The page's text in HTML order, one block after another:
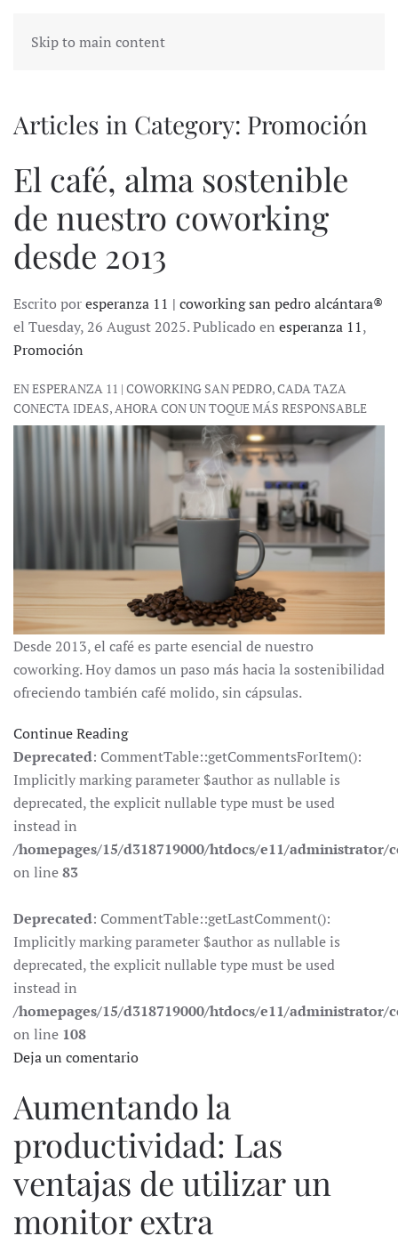
Skip to main content
Articles in Category: Promoción
El café, alma sostenible
de nuestro coworking
desde 2013
Escrito poresperanza 11 | coworking san pedro alcántara®
el Tuesday, 26 August 2025. Publicado en esperanza 11,
Promoción
EN ESPERANZA 11 | COWORKING SAN PEDRO, CADA TAZA
CONECTA IDEAS, AHORA CON UN TOQUE MÁS RESPONSABLE
Desde 2013, el café es parte esencial de nuestro
coworking. Hoy damos un paso más hacia la sostenibilidad
ofreciendo también café molido, sin cápsulas.
Continue Reading
Deprecated: CommentTable::getCommentsForItem():
Implicitly marking parameter $author as nullable is
deprecated, the explicit nullable type must be used
instead in
/homepages/15/d318719000/htdocs/e11/
on line83
Deprecated: CommentTable::getLastComment():
Implicitly marking parameter $author as nullable is
deprecated, the explicit nullable type must be used
instead in
/homepages/15/d318719000/htdocs/e11/
on line 108
Deja un comentario
Aumentando la
productividad: Las
ventajas de utilizar un
monitor extra